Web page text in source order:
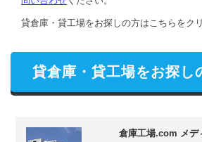
貸倉庫・貸工場をお探しの方はこちらをク
貸倉庫・貸工場をお探し
倉庫工場.com メデ